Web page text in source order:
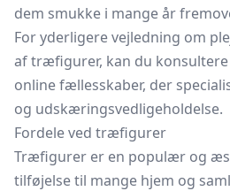
dem smukke i mange år
For yderligere vejledning om
af træfigurer, kan du
online fællesskaber, der
og udskæringsvedligeholdelse.
Fordele ved træfigurer
Træfigurer er en populær og
tilføjelse til mange hjem og